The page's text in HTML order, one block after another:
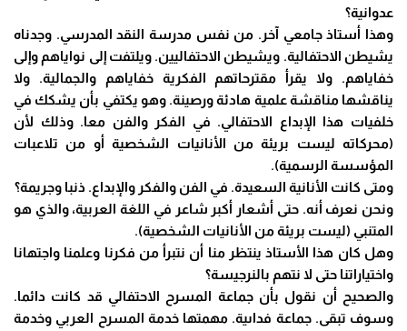
عدوانية؟
وهذا أستاذ جامعي آخر. من نفس مدرسة النقد المدرسي. وجدناه
يشيطن الاحتفالية. ويشيطن الاحتفاليين. ويلتفت إلى نواياهم وإلى
خفاياهم. ولا يقرأ مقترحاتهم الفكرية خفاياهم والجمالية. ولا
يناقشها مناقشة علمية هادئة ورصينة. وهو يكتفي بأن يشكك في
خلفيات هذا الإبداع الاحتفالي. في الفكر والفن معا. وذلك لأن
(محركاته ليست بريئة من الأنانيات الشخصية أو من تلاعبات
المؤسسة الرسمية).
ومتى كانت الأنانية السعيدة. في الفن والفكر والإبداع. ذنبا وجريمة؟
ونحن نعرف أنه. حتى أشعار أكبر شاعر في اللغة العربية، والذي هو
المتنبي (ليست بريئة من الأنانيات الشخصية).
وهل كان هذا الأستاذ ينتظر منا أن نتبرأ من فكرنا وعلمنا واجتهانا
واختياراتنا حتى لا نتهم بالنرجيسة؟
والصحيح أن نقول بأن جماعة المسرح الاحتفالي قد كانت دائما.
وسوف تبقى. جماعة فداىية. مهمتها خدمة المسرح العربي وخدمة